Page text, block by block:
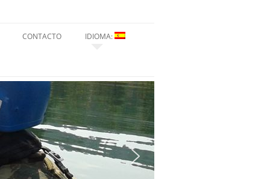
CONTACTO IDIOMA:
ENGLISH